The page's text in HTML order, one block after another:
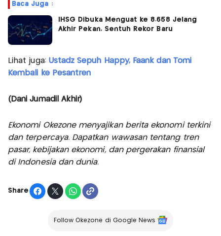
Baca Juga :
IHSG Dibuka Menguat ke 8.658 Jelang
Akhir Pekan, Sentuh Rekor Baru
Lihat juga: Ustadz Sepuh Happy, Faank dan Tomi
Kembali ke Pesantren
(Dani Jumadil Akhir)
Ekonomi Okezone menyajikan berita ekonomi terkini
dan terpercaya. Dapatkan wawasan tentang tren
pasar, kebijakan ekonomi, dan pergerakan finansial
di Indonesia dan dunia.
Share
Follow Okezone di Google News